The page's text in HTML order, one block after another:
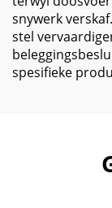
snywerk
stel
spesifieke